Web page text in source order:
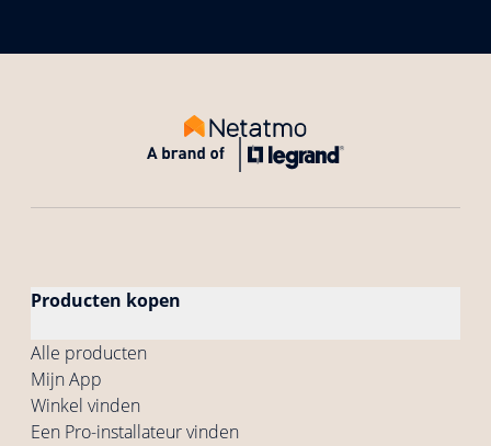
Producten kopen
Alle producten
Mijn App
Winkel vinden
Een Pro-installateur vinden